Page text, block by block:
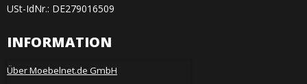
USt-IdNr.: DE279016509
INFORMATION
Über Moebelnet.de GmbH